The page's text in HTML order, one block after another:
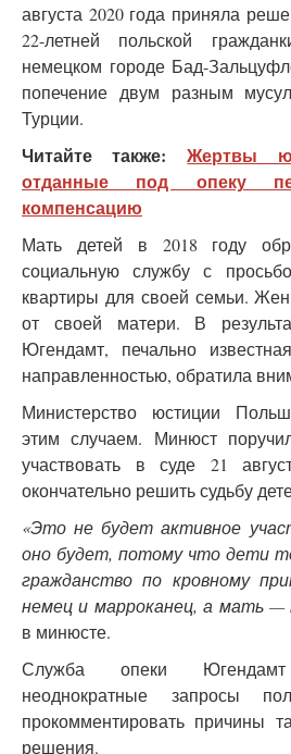
августа 2020 года приняла
22-летней польской
немецком городе Бад-
попечение двум разным
Турции.
Читайте также:Жертвы
отданные под опеку
компенсацию
Мать детей в 2018 году
социальную службу с
квартиры для своей семьи.
от своей матери. В
Югендамт, печально
направленностью, обратила
Министерство юстиции
этим случаем. Минюст
участвовать в суде 21
окончательно решить судьбу
«Это не будет активное
оно будет, потому что дети
гражданство по кровному
немец и марроканец, а мать —
в минюсте.
Служба опеки Югендамт
неоднократные запросы
прокомментировать причины
решения.